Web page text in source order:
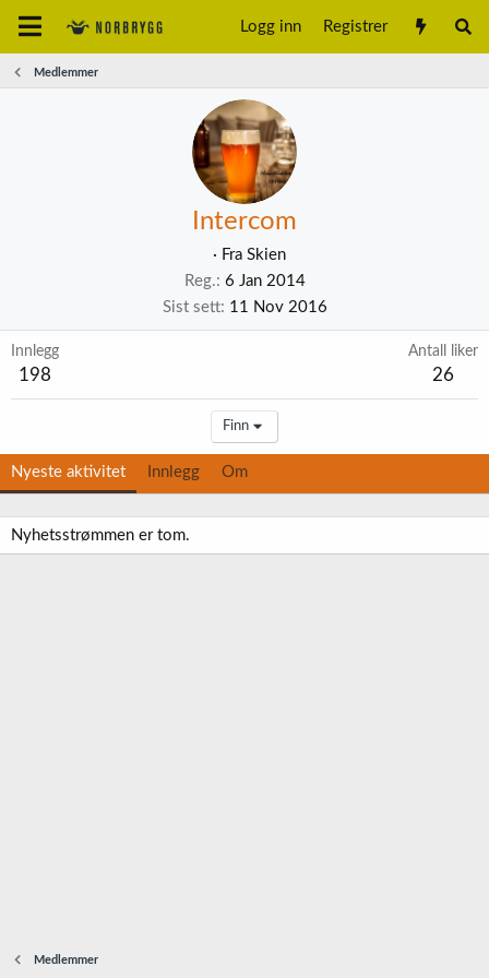
Logg inn Registrer
Medlemmer
Intercom
· Fra Skien
Reg. 6 Jan 2014
Sist sett
11 Nov 2016
Innlegg
198
Antall liker
26
Finn
Nyeste aktivitet Innlegg Om
Nyhetsstrømmen er tom.
Medlemmer